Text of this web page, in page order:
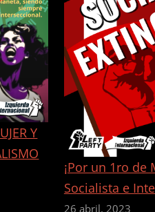
Y
¡Por un 1ro de
Socialista e
26 abril, 2023